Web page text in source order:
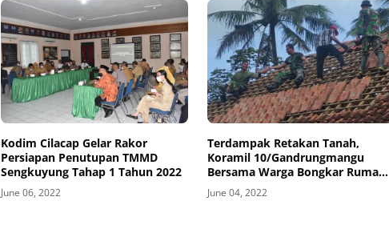
Kodim Cilacap Gelar Rakor
Persiapan Penutupan TMMD
Sengkuyung Tahap 1 Tahun 2022
June 06, 2022
Terdampak Retakan Tanah,
Koramil 10/Gandrungmangu
Bersama Warga Bongkar Rumah
Kastaja
June 04, 2022